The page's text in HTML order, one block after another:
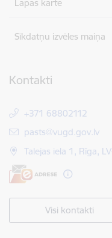
Lapas karte
Sīkdatņu izvēles maiņa
Kontakti
+371 68802112
E-pasts:
pasts@vugd.gov.lv
Talejas iela 1, Rīga,
Visi kontakti